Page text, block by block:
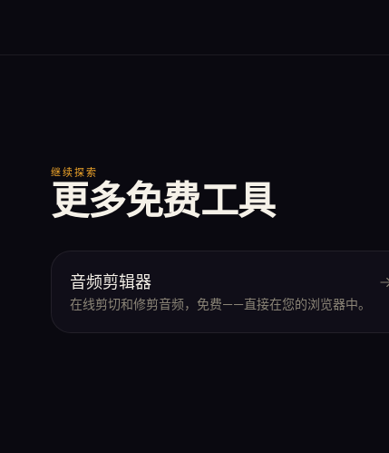
继续探索
更多免费工具
音频剪辑器
在线剪切和修剪音频，免费——直接在您的浏览器中。